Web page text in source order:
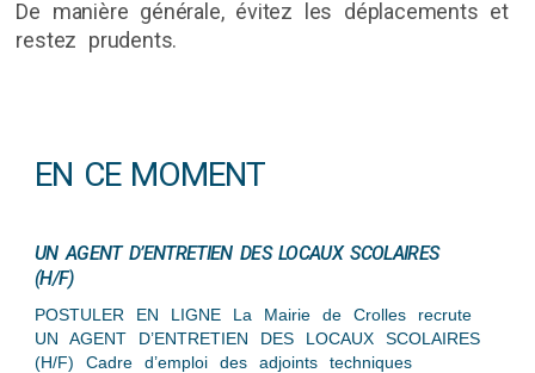
De manière générale, évitez les déplacements et
restez prudents.
EN CE MOMENT
UN AGENT D’ENTRETIEN DES LOCAUX SCOLAIRES
(H/F)
POSTULER EN LIGNE La Mairie de Crolles recrute
UN AGENT D’ENTRETIEN DES LOCAUX SCOLAIRES
(H/F) Cadre d’emploi des adjoints techniques